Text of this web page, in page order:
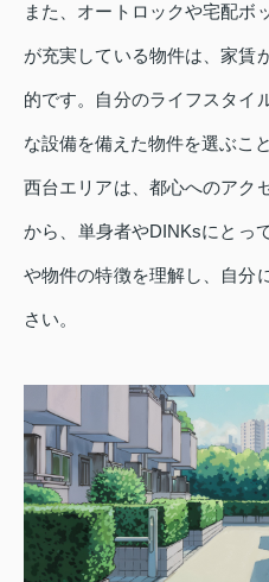
また、オートロックや宅配ボ
が充実している物件は、家賃
的です。自分のライフスタイ
な設備を備えた物件を選ぶこ
西台エリアは、都心へのアク
から、単身者やDINKsにとっ
や物件の特徴を理解し、自分
さい。